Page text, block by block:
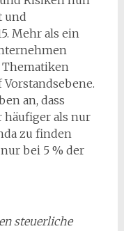
und
Mehr als ein
an, dass
häufiger als nur
zu finden
bei 5 % der
steuerliche